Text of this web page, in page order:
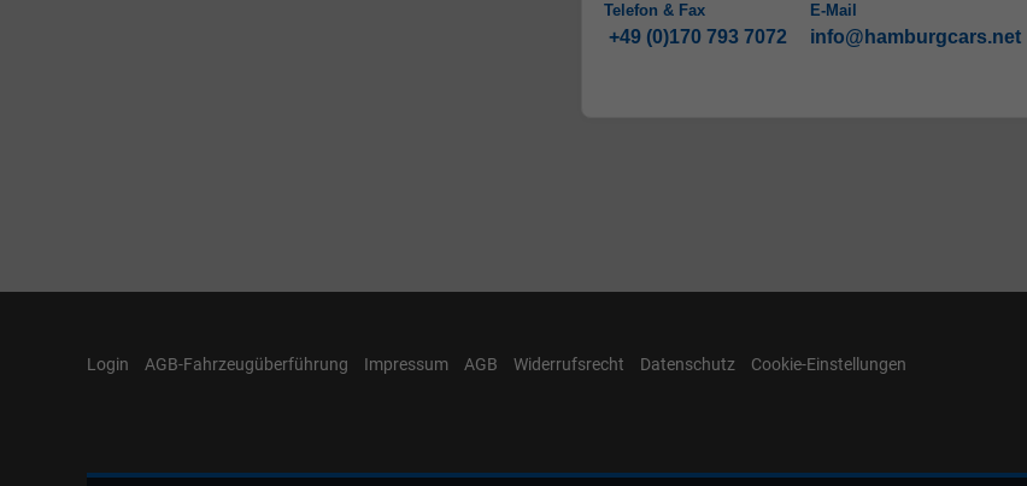
Telefon & Fax
+49 (0)170 793 7072
E-Mail
info@hamburgcars.net
Login AGB-Fahrzeugüberführung Impressum AGB Widerrufsrecht Datenschutz Cookie-Einstellungen